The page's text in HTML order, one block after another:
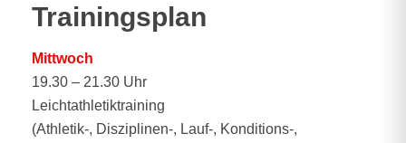
Trainingsplan
Mittwoch
19.30 – 21.30 Uhr
Leichtathletiktraining
(Athletik-, Disziplinen-, Lauf-, Konditions-,